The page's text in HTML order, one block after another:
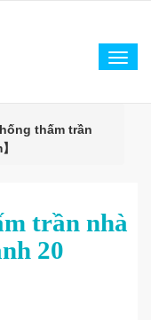
thấm trần
trần nhà
20